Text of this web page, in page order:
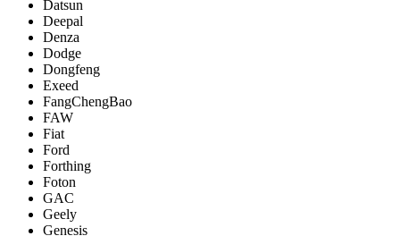
Datsun
Deepal
Denza
Dodge
Dongfeng
Exeed
FangChengBao
FAW
Fiat
Ford
Forthing
Foton
GAC
Geely
Genesis